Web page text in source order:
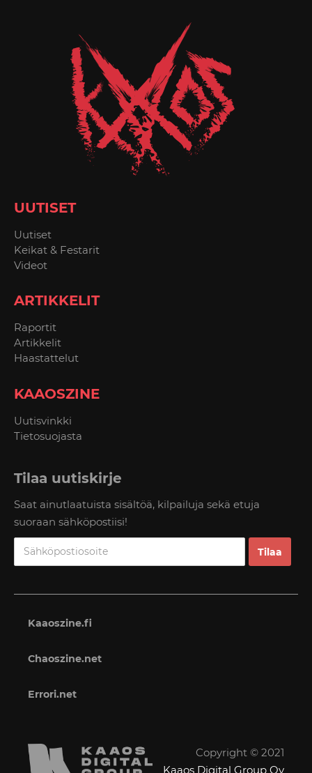
UUTISET
Uutiset
Keikat & Festarit
Videot
ARTIKKELIT
Raportit
Artikkelit
Haastattelut
KAAOSZINE
Uutisvinkki
Tietosuojasta
Tilaa uutiskirje
Saat ainutlaatuista sisältöä, kilpailuja sekä etuja
suoraan sähköpostiisi!
Kaaoszine.fi
Chaoszine.net
Errori.net
Copyright © 2021
Kaaos Digital Group Oy